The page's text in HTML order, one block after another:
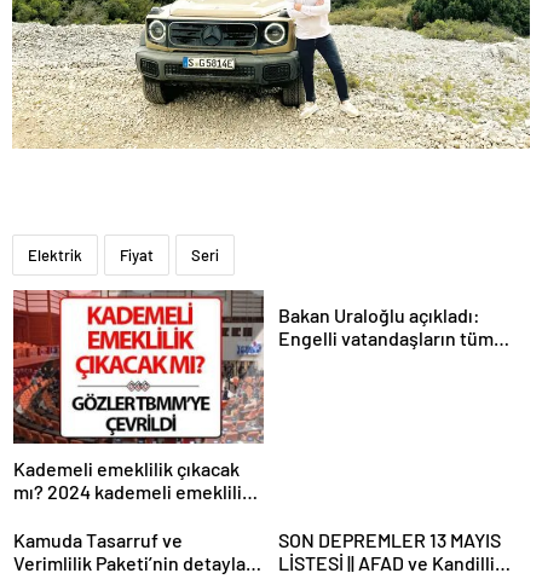
Elektrik Fiyat Seri
Kademeli emeklilik çıkacak
mı? 2024 kademeli emeklilik
gelişmeleri
Bakan Uraloğlu açıkladı:
Engelli vatandaşların tüm
Kamuda Tasarruf ve
Verimlilik Paketi’nin detayları
SON DEPREMLER 13 MAYIS
LİSTESİ || AFAD ve Kandilli